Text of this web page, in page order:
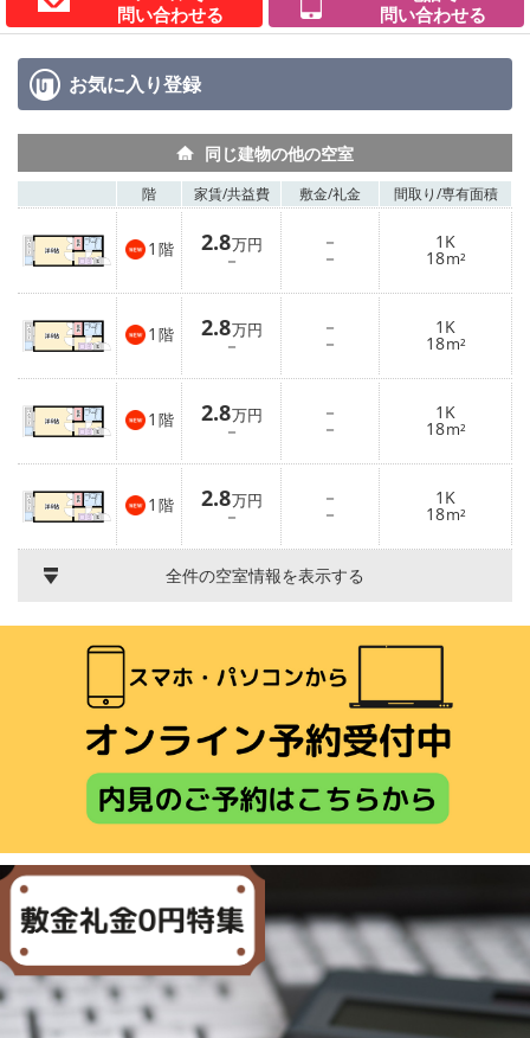
問い合わせる
問い合わせる
お気に入り登録
同じ建物の他の空室
階 家賃/共益費 敷金/礼金 間取り/専有面積
1 階 2.8万円
－
－
－
1K
18m²
1 階 2.8万円
－
－
－
1K
18m²
1 階 2.8万円
－
－
－
1K
18m²
1 階 2.8万円
－
－
－
1K
18m²
全件の空室情報を表示する